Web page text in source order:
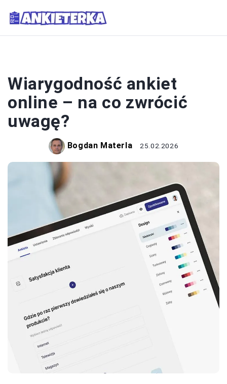
Wiarygodność ankiet
online – na co zwrócić
uwagę?
Bogdan Materla 25.02.2026